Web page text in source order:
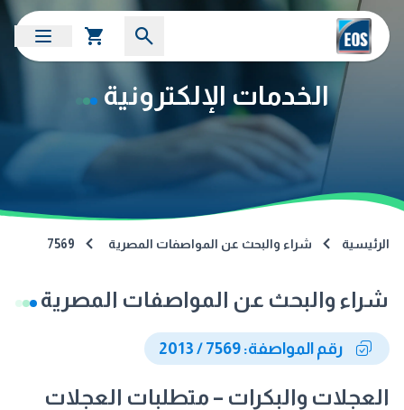
الخدمات الإلكترونية
الرئيسية شراء والبحث عن المواصفات المصرية 7569
شراء والبحث عن المواصفات المصرية
رقم المواصفة: 7569 / 2013
العجلات والبكرات – متطلبات العجلات